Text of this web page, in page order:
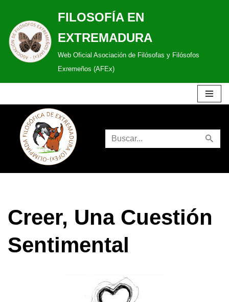
Saltar
al
contenido
FILOSOFÍA EN
EXTREMADURA
Web Oficial Asociación de Filósofas y Filósofos
Exremeños (AFEx)
Creer, Una Cuestión
Sentimental